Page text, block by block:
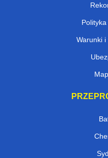
Warunki